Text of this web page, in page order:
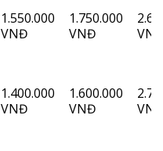
1.550.000
VNĐ
1.750.000
VNĐ
1.400.000
VNĐ
1.600.000
VNĐ